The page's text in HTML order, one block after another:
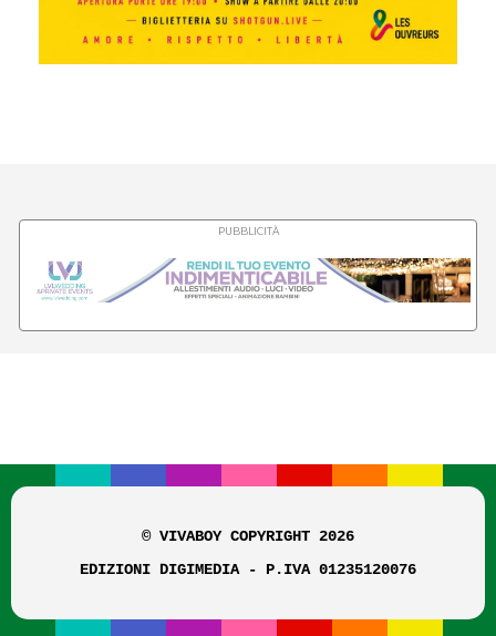
PUBBLICITÀ
© VIVABOY COPYRIGHT 2026
EDIZIONI DIGIMEDIA - P.IVA 01235120076